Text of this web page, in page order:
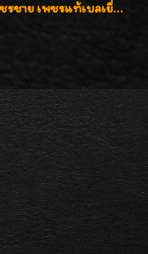
แหวนเพชรชาย เพชรแท้เบลเยี่ยมคัท น้ำ100% D-Color/VVS 2.46 กะรัต